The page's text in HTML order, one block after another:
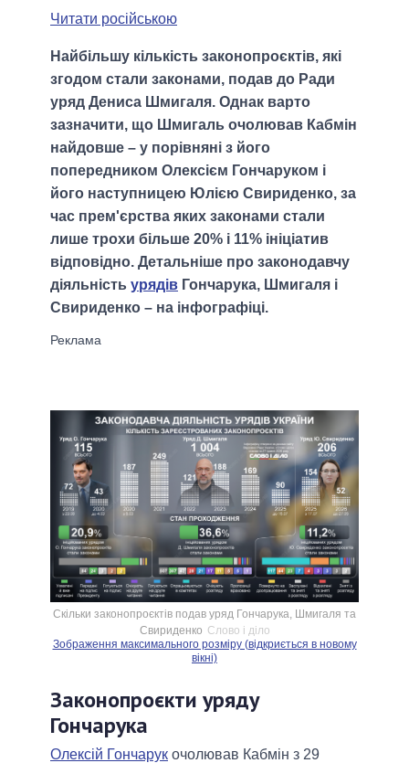
Читати російською
Найбільшу кількість законопроєктів, які
згодом стали законами, подав до Ради
уряд Дениса Шмигаля. Однак варто
зазначити, що Шмигаль очолював Кабмін
найдовше – у порівняні з його
попередником Олексієм Гончаруком і
його наступницею Юлією Свириденко, за
час прем'єрства яких законами стали
лише трохи більше 20% і 11% ініціатив
відповідно. Детальніше про законодавчу
діяльність урядів Гончарука, Шмигаля і
Свириденко – на інфографіці.
Скільки законопроєктів подав уряд Гончарука, Шмигаля та
Свириденко Слово і діло
Зображення максимального розміру (відкриється в новому
вікні)
Законопроєкти уряду
Гончарука
Олексій Гончарук очолював Кабмін з 29